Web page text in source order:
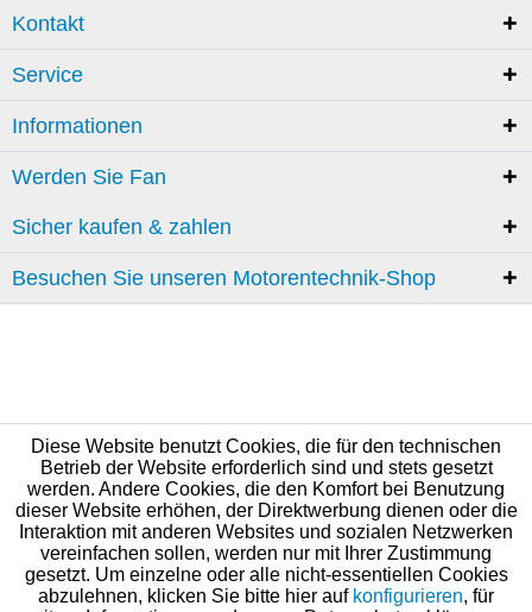
Kontakt
Service
Informationen
Werden Sie Fan
Sicher kaufen & zahlen
Besuchen Sie unseren Motorentechnik-Shop
Diese Website benutzt Cookies, die für den technischen
Betrieb der Website erforderlich sind und stets gesetzt
werden. Andere Cookies, die den Komfort bei Benutzung
dieser Website erhöhen, der Direktwerbung dienen oder die
Interaktion mit anderen Websites und sozialen Netzwerken
vereinfachen sollen, werden nur mit Ihrer Zustimmung
gesetzt. Um einzelne oder alle nicht-essentiellen Cookies
abzulehnen, klicken Sie bitte hier auf konfigurieren, für